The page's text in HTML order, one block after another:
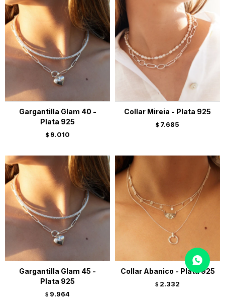
Gargantilla Glam 40 -
Plata 925
$ 9.010
Collar Mireia - Plata 925
$ 7.685
Gargantilla Glam 45 -
Plata 925
$ 9.964
Collar Abanico - Plata 925
$ 2.332